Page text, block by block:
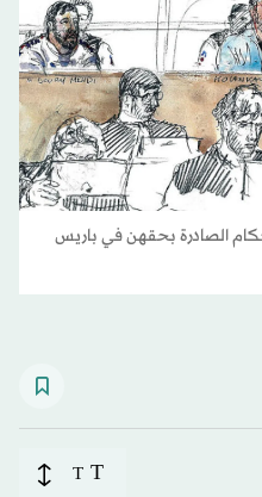
الصادرة بحقهن في باريس
T
T